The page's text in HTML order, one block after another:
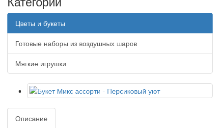
Цветы и букеты
Готовые наборы из воздушных шаров
Мягкие игрушки
Описание